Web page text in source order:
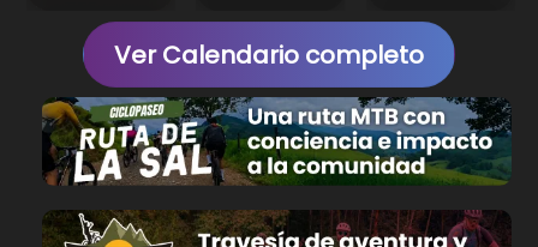
Ver Calendario completo